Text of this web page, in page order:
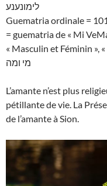
לימונענע
Guematria ordinale = 101
= guematria de « Mi
« Masculin et Féminin »,
מי ומה
L’amante n’est plus
pétillante de vie. La
de l’amante à Sion.